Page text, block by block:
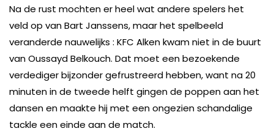
Na de rust mochten er heel wat andere spelers het
veld op van Bart Janssens, maar het spelbeeld
veranderde nauwelijks : KFC Alken kwam niet in de buurt
van Oussayd Belkouch. Dat moet een bezoekende
verdediger bijzonder gefrustreerd hebben, want na 20
minuten in de tweede helft gingen de poppen aan het
dansen en maakte hij met een ongezien schandalige
tackle een einde aan de match.